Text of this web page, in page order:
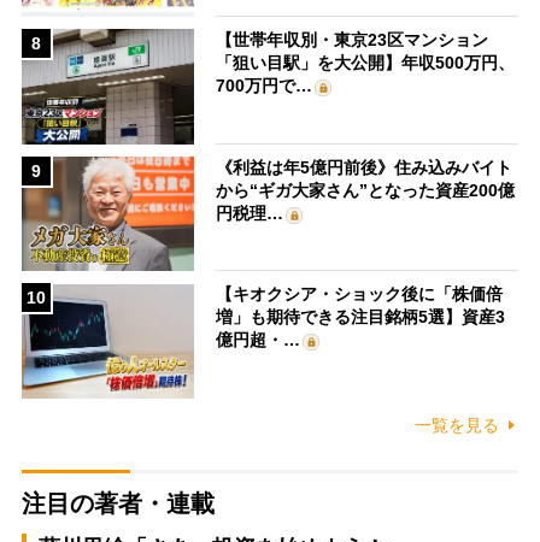
8
【世帯年収別・東京23区マンション
「狙い目駅」を大公開】年収500万円、
700万円で…
9
《利益は年5億円前後》住み込みバイト
から“ギガ大家さん”となった資産200億
円税理…
10
【キオクシア・ショック後に「株価倍
増」も期待できる注目銘柄5選】資産3
億円超・…
一覧を見る
注目の著者・連載